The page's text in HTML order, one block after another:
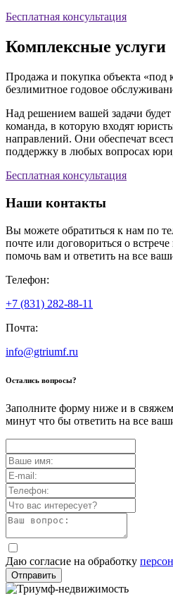
Бесплатная консультация
Комплексные услуги
Продажа и покупка объекта
безлимитное годовое
Над решением вашей задачи будет
команда, в которую входят
направлений. Они обеспечат
поддержку в любых вопросах
Бесплатная консультация
Наши контакты
Вы можете обратиться к нам по
почте или договориться о
помочь вам и ответить на все
Телефон:
+7 (831) 282-88-11
Почта:
info@gtriumf.ru
Остались вопросы?
Заполните форму ниже и в
минут что бы ответить на все
Даю согласие на обработку
Отправить